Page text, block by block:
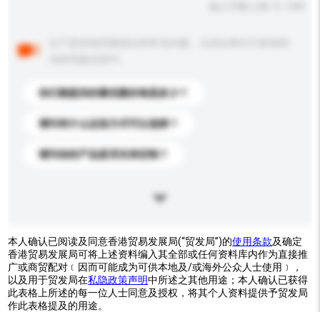
你们能提供的最优惠价格是多少？
请问有什么运送方式可以选择？
请问你的产品是否支持定制？
本人确认已阅读及同意香港贸易发展局(“贸发局”)的使用条款及确定
香港贸易发展局可将上述资料编入其全部或任何资料库内作为直接推
广或商贸配对﹝因而可能成为可供本地及/或海外公众人士使用﹞，
以及用于贸发局在私隐政策声明中所述之其他用途；本人确认已获得
此表格上所述的每一位人士同意及授权，将其个人资料提供予贸发局
作此表格提及的用途。